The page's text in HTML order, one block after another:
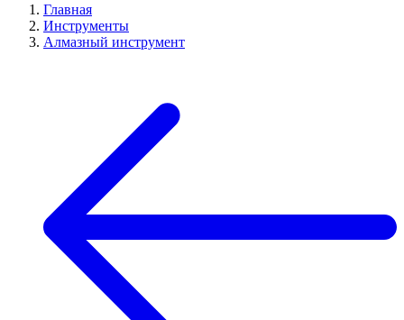
Главная
Инструменты
Алмазный инструмент